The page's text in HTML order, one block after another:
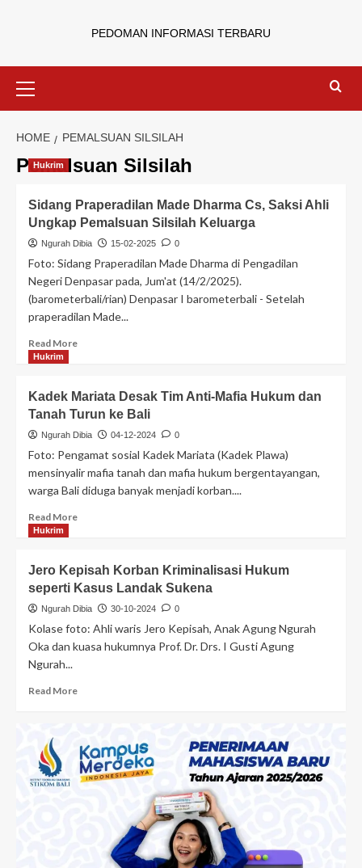
PEDOMAN INFORMASI TERBARU
HOME PEMALSUAN SILSILAH
Pemalsuan Silsilah
Hukrim
Sidang Praperadilan Made Dharma Cs, Saksi Ahli
Ungkap Pemalsuan Silsilah Keluarga
Ngurah Dibia 15-02-2025 0
Foto: Sidang Praperadilan Made Dharma di Pengadilan
Negeri Denpasar pada, Jum'at (14/2/2025).
(barometerbali/rian) Denpasar I barometerbali - Setelah
praperadilan Made...
Read More
Hukrim
Kadek Mariata Desak Tim Anti-Mafia Hukum dan
Tanah Turun ke Bali
Ngurah Dibia 04-12-2024 0
Foto: Pengamat sosial Kadek Mariata (Kadek Plawa)
mensinyalir mafia tanah dan mafia hukum bergentayangan,
warga Bali diduga banyak menjadi korban....
Read More
Hukrim
Jero Kepisah Korban Kriminalisasi Hukum
seperti Kasus Landak Sukena
Ngurah Dibia 30-10-2024 0
Kolase foto: Ahli waris Jero Kepisah, Anak Agung Ngurah
Oka dan kuasa hukumnya Prof. Dr. Drs. I Gusti Agung
Ngurah...
Read More